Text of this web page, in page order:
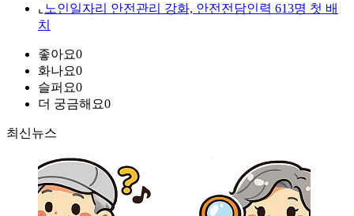
⌞ 노인일자리 안전관리 강화, 안전전담인력 613명 첫 배
치
좋아요0
화나요0
슬퍼요0
더 궁금해요0
최신뉴스